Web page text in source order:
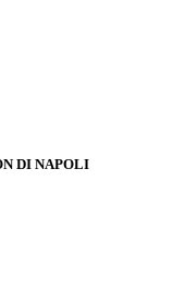
DI NAPOLI